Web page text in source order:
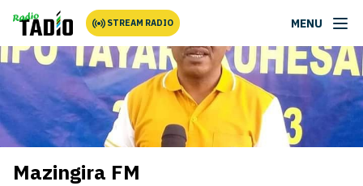
STREAM RADIO MENU
Mazingira FM